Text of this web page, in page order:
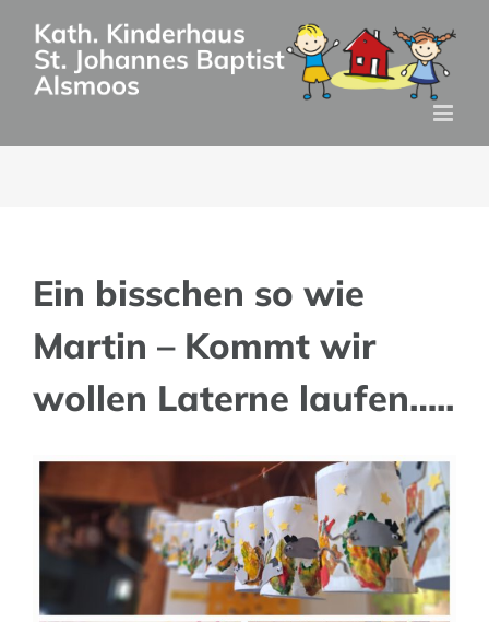
Inhalt
springen
Ein bisschen so wie
Martin – Kommt wir
wollen Laterne laufen…..
Zeige
grösseres
Bild